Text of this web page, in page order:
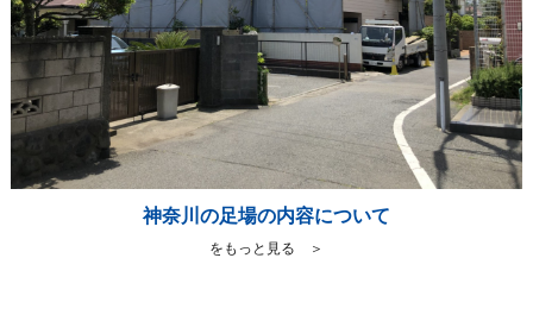
神奈川の足場の内容について
をもっと見る ＞